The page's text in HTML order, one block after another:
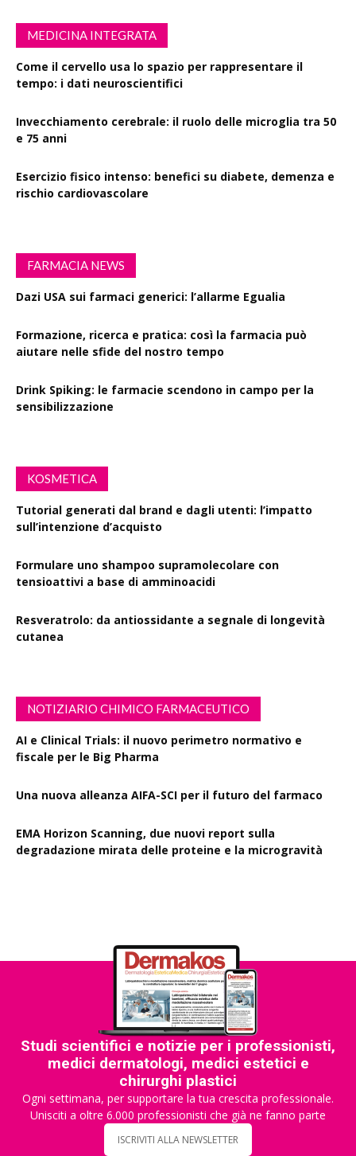
MEDICINA INTEGRATA
Come il cervello usa lo spazio per rappresentare il
tempo: i dati neuroscientifici
Invecchiamento cerebrale: il ruolo delle microglia tra 50
e 75 anni
Esercizio fisico intenso: benefici su diabete, demenza e
rischio cardiovascolare
FARMACIA NEWS
Dazi USA sui farmaci generici: l’allarme Egualia
Formazione, ricerca e pratica: così la farmacia può
aiutare nelle sfide del nostro tempo
Drink Spiking: le farmacie scendono in campo per la
sensibilizzazione
KOSMETICA
Tutorial generati dal brand e dagli utenti: l’impatto
sull’intenzione d’acquisto
Formulare uno shampoo supramolecolare con
tensioattivi a base di amminoacidi
Resveratrolo: da antiossidante a segnale di longevità
cutanea
NOTIZIARIO CHIMICO FARMACEUTICO
AI e Clinical Trials: il nuovo perimetro normativo e
fiscale per le Big Pharma
Una nuova alleanza AIFA-SCI per il futuro del farmaco
EMA Horizon Scanning, due nuovi report sulla
degradazione mirata delle proteine e la microgravità
Studi scientifici e notizie per i professionisti,
medici dermatologi, medici estetici e
chirurghi plastici
Ogni settimana, per supportare la tua crescita professionale.
Unisciti a oltre 6.000 professionisti che già ne fanno parte
ISCRIVITI ALLA NEWSLETTER